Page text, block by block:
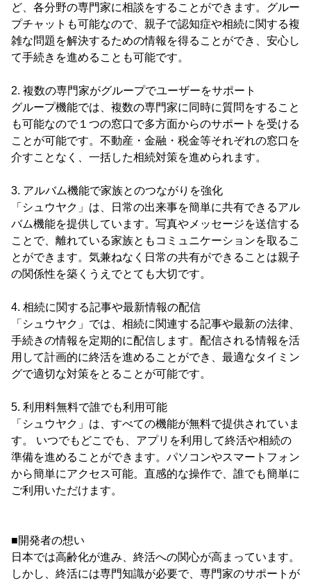
ど、各分野の専門家に相談をすることができます。グルー
プチャットも可能なので、親子で認知症や相続に関する複
雑な問題を解決するための情報を得ることができ、安心し
て手続きを進めることも可能です。
2. 複数の専門家がグループでユーザーをサポート
グループ機能では、複数の専門家に同時に質問をすること
も可能なので１つの窓口で多方面からのサポートを受ける
ことが可能です。不動産・金融・税金等それぞれの窓口を
介すことなく、一括した相続対策を進められます。
3. アルバム機能で家族とのつながりを強化
「シュウヤク」は、日常の出来事を簡単に共有できるアル
バム機能を提供しています。写真やメッセージを送信する
ことで、離れている家族ともコミュニケーションを取るこ
とができます。気兼ねなく日常の共有ができることは親子
の関係性を築くうえでとても大切です。
4. 相続に関する記事や最新情報の配信
「シュウヤク」では、相続に関連する記事や最新の法律、
手続きの情報を定期的に配信します。配信される情報を活
用して計画的に終活を進めることができ、最適なタイミン
グで適切な対策をとることが可能です。
5. 利用料無料で誰でも利用可能
「シュウヤク」は、すべての機能が無料で提供されていま
す。 いつでもどこでも、アプリを利用して終活や相続の
準備を進めることができます。パソコンやスマートフォン
から簡単にアクセス可能。直感的な操作で、誰でも簡単に
ご利用いただけます。
■開発者の想い
日本では高齢化が進み、終活への関心が高まっています。
しかし、終活には専門知識が必要で、専門家のサポートが